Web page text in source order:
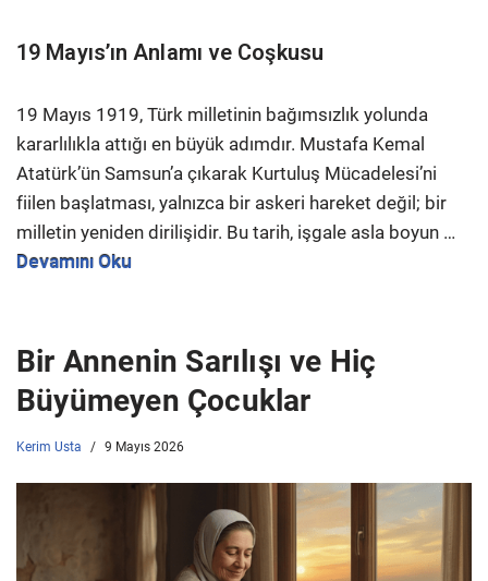
19 Mayıs’ın Anlamı ve Coşkusu
19 Mayıs 1919, Türk milletinin bağımsızlık yolunda
kararlılıkla attığı en büyük adımdır. Mustafa Kemal
Atatürk’ün Samsun’a çıkarak Kurtuluş Mücadelesi’ni
fiilen başlatması, yalnızca bir askeri hareket değil; bir
milletin yeniden dirilişidir. Bu tarih, işgale asla boyun …
Devamını Oku
Bir Annenin Sarılışı ve Hiç
Büyümeyen Çocuklar
Kerim Usta 9 Mayıs 2026